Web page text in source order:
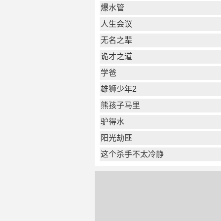
爆水管
人生会议
无名之辈
诡才之道
学爸
雄狮少年2
熊孩子马里
驴得水
阳光劫匪
这个杀手不太冷静